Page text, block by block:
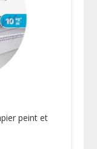
peint et